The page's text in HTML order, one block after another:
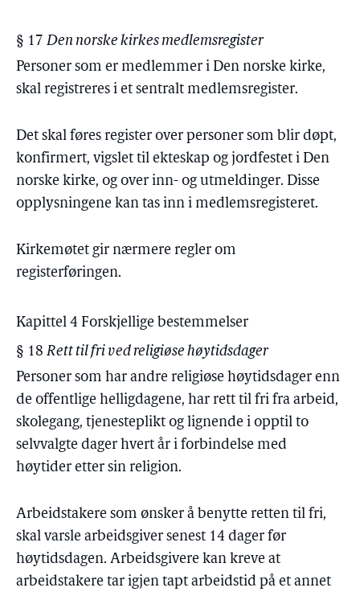
§ 17 Den norske kirkes medlemsregister
Personer som er medlemmer i Den norske kirke,
skal registreres i et sentralt medlemsregister.
Det skal føres register over personer som blir døpt,
konfirmert, vigslet til ekteskap og jordfestet i Den
norske kirke, og over inn- og utmeldinger. Disse
opplysningene kan tas inn i medlemsregisteret.
Kirkemøtet gir nærmere regler om
registerføringen.
Kapittel 4 Forskjellige bestemmelser
§ 18 Rett til fri ved religiøse høytidsdager
Personer som har andre religiøse høytidsdager enn
de offentlige helligdagene, har rett til fri fra arbeid,
skolegang, tjenesteplikt og lignende i opptil to
selvvalgte dager hvert år i forbindelse med
høytider etter sin religion.
Arbeidstakere som ønsker å benytte retten til fri,
skal varsle arbeidsgiver senest 14 dager før
høytidsdagen. Arbeidsgivere kan kreve at
arbeidstakere tar igjen tapt arbeidstid på et annet